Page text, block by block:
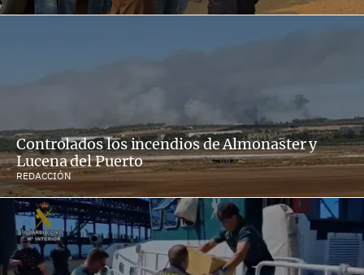
Controlados los incendios de Almonaster y
Lucena del Puerto
REDACCIÓN